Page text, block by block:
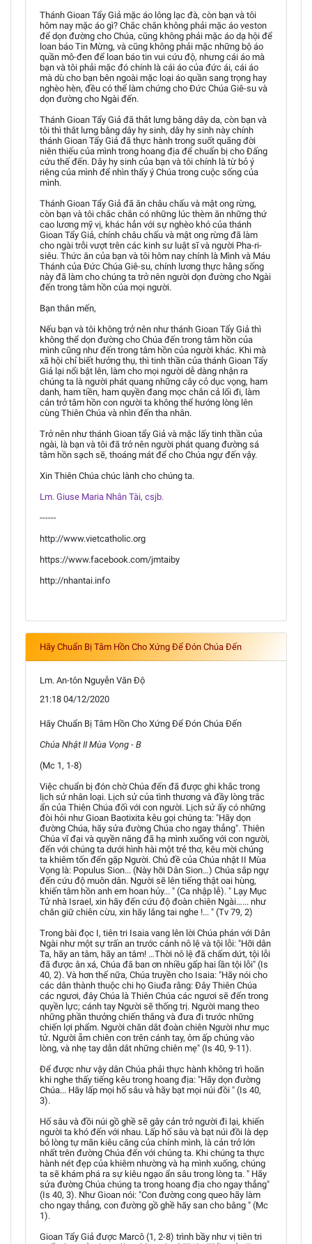
Thánh Gioan Tẩy Giả mặc áo lông lạc đà, còn bạn và tôi
hôm nay mặc áo gì? Chắc chắn không phải mặc áo veston
để dọn đường cho Chúa, cũng không phải mặc áo dạ hội để
loan báo Tin Mừng, và cũng không phải mặc những bộ áo
quần mô-đen để loan báo tin vui cứu độ, nhưng cái áo mà
bạn và tôi phải mặc đó chính là cái áo của đức ái, cái áo
mà dù cho bạn bên ngoài mặc loại áo quần sang trọng hay
nghèo hèn, đều có thể làm chứng cho Đức Chúa Giê-su và
dọn đường cho Ngài đến.
Thánh Gioan Tẩy Giả đã thắt lưng bằng dây da, còn bạn và
tôi thì thắt lưng bằng dây hy sinh, dây hy sinh này chính
thánh Gioan Tẩy Giả đã thực hành trong suốt quãng đời
niên thiếu của mình trong hoang địa để chuẩn bị cho Đấng
cứu thế đến. Dây hy sinh của bạn và tôi chính là từ bỏ ý
riêng của mình để nhìn thấy ý Chúa trong cuộc sống của
mình.
Thánh Gioan Tẩy Giả đã ăn châu chấu và mật ong rừng,
còn bạn và tôi chắc chắn có những lúc thèm ăn những thứ
cao lương mỹ vị, khác hẳn với sự nghèo khó của thánh
Gioan Tẩy Giả, chính châu chấu và mật ong rừng đã làm
cho ngài trỗi vượt trên các kinh sư luật sĩ và người Pha-ri-
siêu. Thức ăn của bạn và tôi hôm nay chính là Mình và Máu
Thánh của Đức Chúa Giê-su, chính lương thực hằng sống
này đã làm cho chúng ta trở nên người dọn đường cho Ngài
đến trong tâm hồn của mọi người.
Bạn thân mến,
Nếu bạn và tôi không trở nên như thánh Gioan Tẩy Giả thì
không thể dọn đường cho Chúa đến trong tâm hồn của
mình cũng như đến trong tâm hồn của người khác. Khi mà
xã hội chỉ biết hưởng thụ, thì tinh thần của thánh Gioan Tẩy
Giả lại nổi bật lên, làm cho mọi người dễ dàng nhận ra
chúng ta là người phát quang những cây cỏ dục vọng, ham
danh, ham tiền, ham quyền đang mọc chắn cả lối đi, làm
cản trở tâm hồn con người ta không thể hướng lòng lên
cùng Thiên Chúa và nhìn đến tha nhân.
Trở nên như thánh Gioan tẩy Giả và mặc lấy tinh thần của
ngài, là bạn và tôi đã trở nên người phát quang đường sá
tâm hồn sạch sẽ, thoáng mát để cho Chúa ngự đến vậy.
Xin Thiên Chúa chúc lành cho chúng ta.
Lm. Giuse Maria Nhân Tài, csjb.
------
http://www.vietcatholic.org
https://www.facebook.com/jmtaiby
http://nhantai.info
Hãy Chuẩn Bị Tâm Hồn Cho Xứng Để Đón Chúa Đến
Lm. An-tôn Nguyễn Văn Độ
21:18 04/12/2020
Hãy Chuẩn Bị Tâm Hồn Cho Xứng Để Đón Chúa Đến
Chúa Nhật II Mùa Vọng - B
(Mc 1, 1-8)
Việc chuẩn bị đón chờ Chúa đến đã được ghi khắc trong
lịch sử nhân loại. Lịch sử của tình thương và đầy lòng trắc
ẩn của Thiên Chúa đối với con người. Lịch sử ấy có những
đòi hỏi như Gioan Baotixita kêu gọi chúng ta: "Hãy dọn
đường Chúa, hãy sửa đường Chúa cho ngay thẳng". Thiên
Chúa vĩ đại và quyền năng đã hạ mình xuống với con người,
đến với chúng ta dưới hình hài một trẻ thơ, kêu mời chúng
ta khiêm tốn đến gặp Người. Chủ đề của Chúa nhật II Mùa
Vọng là: Populus Sion... (Này hỡi Dân Sion…) Chúa sắp ngự
đến cứu độ muôn dân. Người sẽ lên tiếng thật oai hùng,
khiến tâm hồn anh em hoan hủy... " (Ca nhập lễ). " Lạy Mục
Tử nhà Israel, xin hãy đến cứu độ đoàn chiên Ngài…... như
chăn giữ chiên cừu, xin hãy lắng tai nghe !... " (Tv 79, 2)
Trong bài đọc I, tiên tri Isaia vang lên lời Chúa phán với Dân
Ngài như một sự trấn an trước cảnh nô lệ và tội lỗi: "Hỡi dân
Ta, hãy an tâm, hãy an tâm! …Thời nô lệ đã chấm dứt, tội lỗi
đã được ân xá, Chúa đã ban ơn nhiều gấp hai lần tội lỗi" (Is
40, 2). Và hơn thế nữa, Chúa truyền cho Isaia: "Hãy nói cho
các dân thành thuộc chi họ Giuđa rằng: Đây Thiên Chúa
các ngươi, đây Chúa là Thiên Chúa các ngươi sẽ đến trong
quyền lực; cánh tay Người sẽ thống trị. Người mang theo
những phần thưởng chiến thắng và đưa đi trước những
chiến lợi phẩm. Người chăn dắt đoàn chiên Người như mục
tử. Người ẵm chiên con trên cánh tay, ôm ấp chúng vào
lòng, và nhẹ tay dẫn dắt những chiên mẹ" (Is 40, 9-11).
Để được như vậy dân Chúa phải thực hành không trì hoãn
khi nghe thấy tiếng kêu trong hoang địa: "Hãy dọn đường
Chúa... Hãy lấp mọi hố sâu và hãy bạt mọi núi đồi " (Is 40,
3).
Hố sâu và đồi núi gồ ghề sẽ gây cản trở người đi lại, khiến
người ta khó đến với nhau. Lấp hố sâu và bạt núi đồi là dẹp
bỏ lòng tự mãn kiêu căng của chính mình, là cản trở lớn
nhất trên đường Chúa đến với chúng ta. Khi chúng ta thực
hành nét đẹp của khiêm nhường và hạ mình xuống, chúng
ta sẽ khám phá ra sự kiêu ngạo ẩn sâu trong lòng ta. " Hãy
sửa đường Chúa chúng ta trong hoang địa cho ngay thẳng"
(Is 40, 3). Như Gioan nói: "Con đường cong queo hãy làm
cho ngay thẳng, con đường gồ ghề hãy san cho bằng " (Mc
1).
Gioan Tẩy Giả được Marcô (1, 2-8) trình bầy như vị tiên tri